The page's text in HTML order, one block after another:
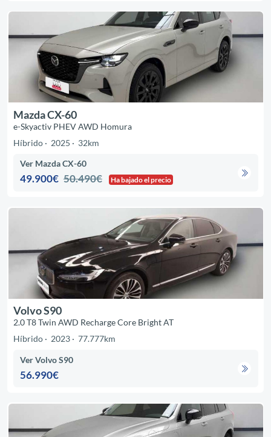
Mazda CX-60
e-Skyactiv PHEV AWD Homura
Híbrido
2025 32km
Ver Mazda CX-60
49.900€ 50.490€ Ha bajado el precio
Volvo S90
2.0 T8 Twin AWD Recharge Core Bright AT
Híbrido
2023 77.777km
Ver Volvo S90
56.990€